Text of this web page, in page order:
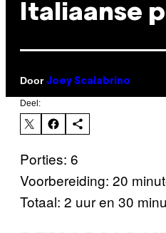
Italiaanse
Door Joey Scalabrino
Deel:
Porties: 6
Voorbereiding: 20
Totaal: 2 uur en 30